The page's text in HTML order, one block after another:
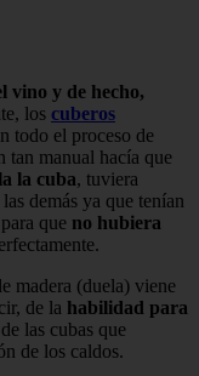
vino y de hecho,
los cuberos
todo el proceso de
tan manual hacía que
la cuba, tuviera
demás ya que tenían
que no hubiera
madera (duela) viene
de la habilidad para
las cubas que
de los caldos.